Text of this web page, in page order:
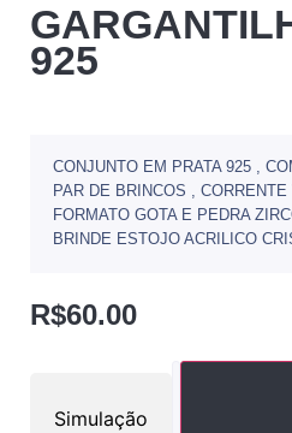
925
CONJUNTO EM PRATA 925 ,
PAR DE BRINCOS ,
FORMATO GOTA E PEDRA
BRINDE ESTOJO ACRILICO
R$60.00
Simulação